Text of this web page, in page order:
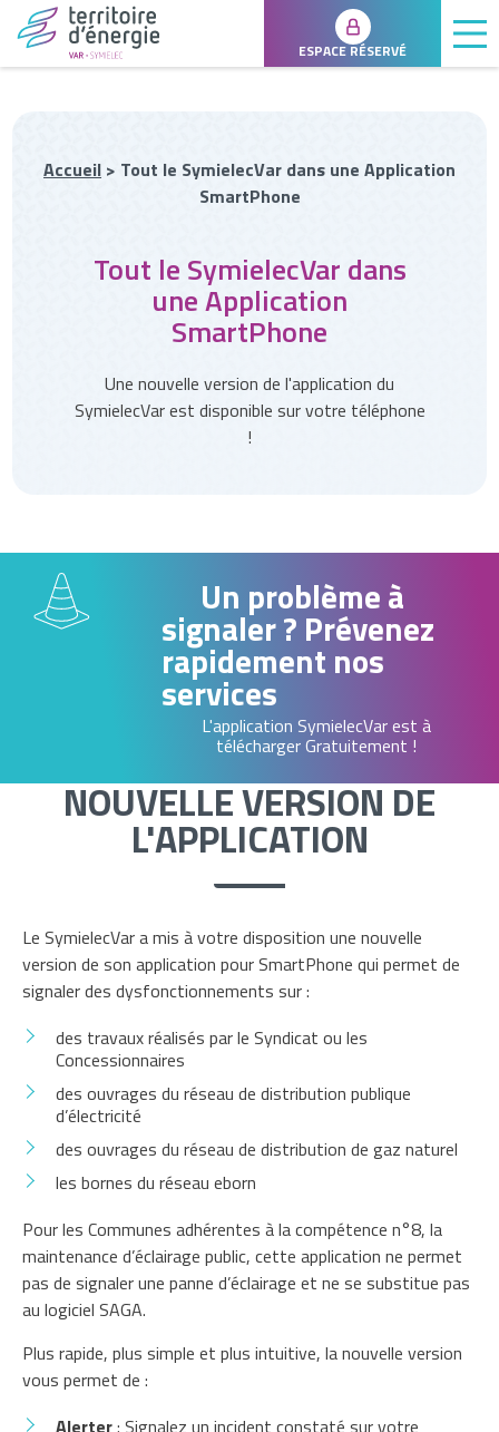
ESPACE RÉSERVÉ
Accueil > Tout le SymielecVar dans une Application
SmartPhone
Tout le SymielecVar dans
une Application
SmartPhone
Une nouvelle version de l'application du
SymielecVar est disponible sur votre téléphone
!
Un problème à
signaler ? Prévenez
rapidement nos
services
L'application SymielecVar est à
télécharger Gratuitement !
NOUVELLE VERSION DE
L'APPLICATION
Le SymielecVar a mis à votre disposition une nouvelle
version de son application pour SmartPhone qui permet de
signaler des dysfonctionnements sur :
des travaux réalisés par le Syndicat ou les
Concessionnaires
des ouvrages du réseau de distribution publique
d’électricité
des ouvrages du réseau de distribution de gaz naturel
les bornes du réseau eborn
Pour les Communes adhérentes à la compétence n°8, la
maintenance d’éclairage public, cette application ne permet
pas de signaler une panne d’éclairage et ne se substitue pas
au logiciel SAGA.
Plus rapide, plus simple et plus intuitive, la nouvelle version
vous permet de :
Alerter: Signalez un incident constaté sur votre